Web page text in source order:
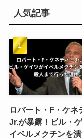
人気記事
ロバート・F・ケネ
Jr.が暴露！ビル・
イベルメクチンを